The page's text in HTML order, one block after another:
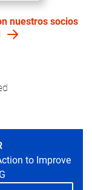
nuestros socios
to Improve